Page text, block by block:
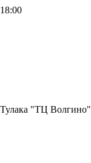
"ТЦ Волгино"